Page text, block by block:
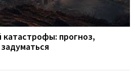
прогноз,